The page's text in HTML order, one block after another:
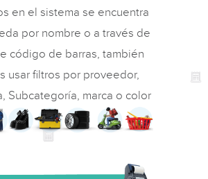
en el sistema se encuentra
por nombre o a través de
código de barras, también
usar filtros por proveedor,
Subcategoría, marca o color